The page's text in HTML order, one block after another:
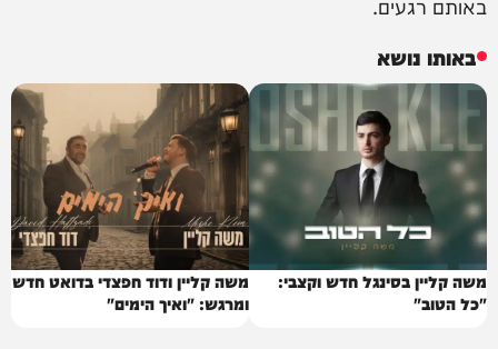
באותו נושא
משה קליין בסינגל חדש וקצבי:
"כל הטוב"
משה קליין ודוד חפצדי בדואט חדש
ומרגש: "ואיך הימים"